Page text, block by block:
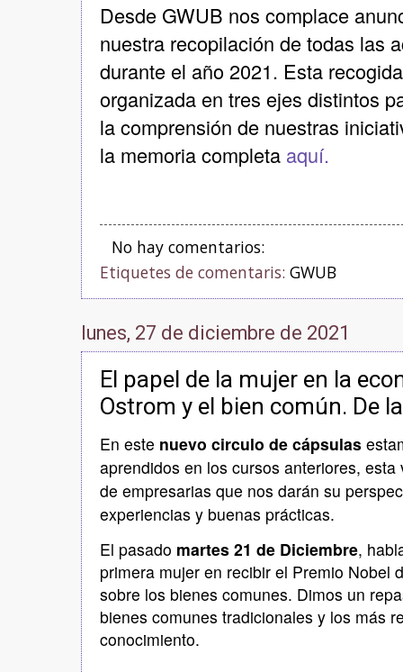
Desde GWUB nos complace
nuestra recopilación de todas las
durante el año 2021. Esta
organizada en tres ejes distintos
la comprensión de nuestras
la memoria completa aquí.
No hay comentarios:
Etiquetes de comentaris: GWUB
lunes, 27 de diciembre de 2021
El papel de la mujer en la
Ostrom y el bien común. De
En este nuevo circulo de cápsulas
aprendidos en los cursos anteriores,
de empresarias que nos darán su
experiencias y buenas prácticas.
El pasado martes 21 de Diciembre,
primera mujer en recibir el Premio Nobel
sobre los bienes comunes. Dimos un
bienes comunes tradicionales y los más
conocimiento.